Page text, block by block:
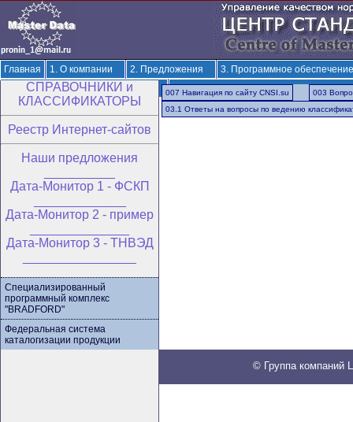
Главная 1. О компании 2. Предложения
3. Программное обеспечение
6. Разработка ОКВЭД-3 и ОКПД-3
7. Решения по терминологии и
CПРАВОЧНИКИ и
КЛАССИФИКАТОРЫ
Реестр Интернет-сайтов
Hаши предложения
Дата-Монитор 1 - ФСКП
Дата-Монитор 2 - пример
Дата-Монитор 3 - ТНВЭД
Специализированный
программный комплекс
"BRADFORD"
Федеральная система
каталогизации продукции
007 Навигация по сайту CNSI.su
003
03.1 Ответы на вопросы по ведению
© Группа компаний